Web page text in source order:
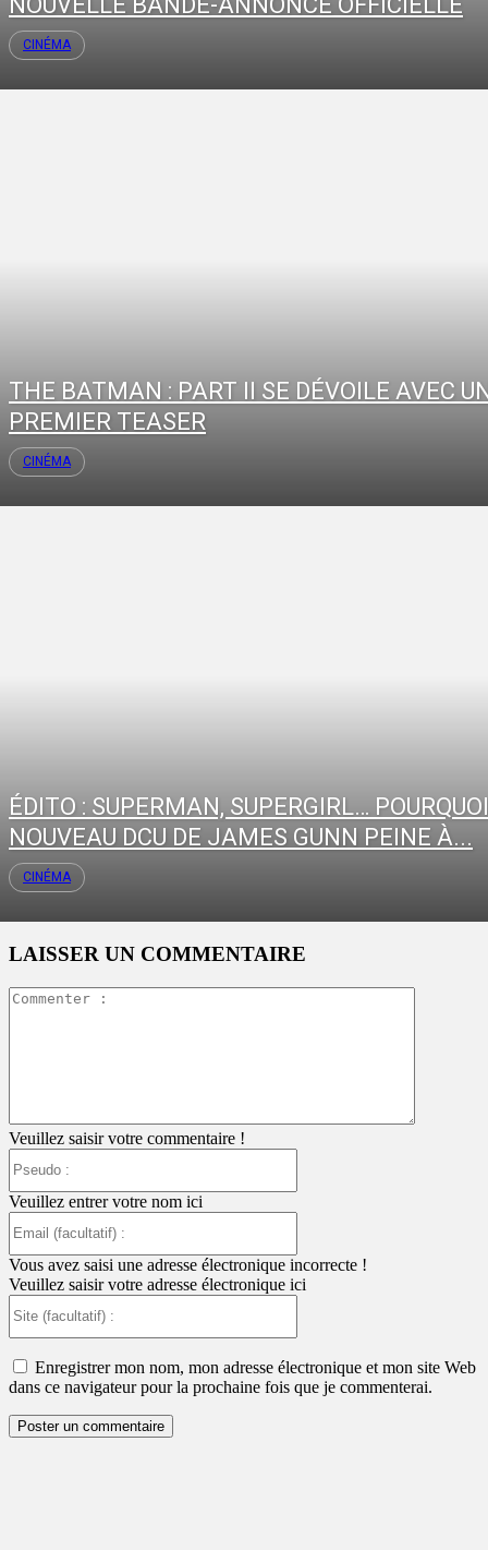
CINÉMA
THE BATMAN : PART II SE DÉVOILE AVEC
PREMIER TEASER
CINÉMA
ÉDITO : SUPERMAN, SUPERGIRL…
NOUVEAU DCU DE JAMES GUNN PEINE À...
CINÉMA
LAISSER UN COMMENTAIRE
Veuillez saisir votre commentaire !
Veuillez entrer votre nom ici
:
Vous avez saisi une adresse électronique incorrecte !
Veuillez saisir votre adresse électronique ici
:
Enregistrer mon nom, mon adresse électronique et mon site Web
dans ce navigateur pour la prochaine fois que je commenterai.